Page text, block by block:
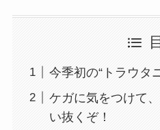
今季初の“トラウタ
ケガに気をつけて
い抜くぞ！